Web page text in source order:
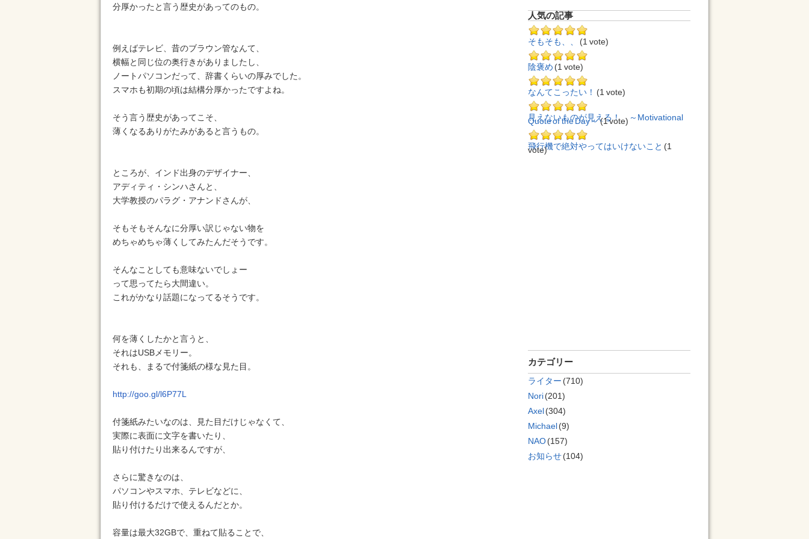
分厚かったと言う歴史があってのもの。
例えばテレビ、昔のブラウン管なんて、
横幅と同じ位の奥行きがありましたし、
ノートパソコンだって、辞書くらいの厚みでした。
スマホも初期の頃は結構分厚かったですよね。
そう言う歴史があってこそ、
薄くなるありがたみがあると言うもの。
ところが、インド出身のデザイナー、
アディティ・シンハさんと、
大学教授のパラグ・アナンドさんが、
そもそもそんなに分厚い訳じゃない物を
めちゃめちゃ薄くしてみたんだそうです。
そんなことしても意味ないでしょー
って思ってたら大間違い。
これがかなり話題になってるそうです。
何を薄くしたかと言うと、
それはUSBメモリー。
それも、まるで付箋紙の様な見た目。
http://goo.gl/l6P77L
付箋紙みたいなのは、見た目だけじゃなくて、
実際に表面に文字を書いたり、
貼り付けたり出来るんですが、
さらに驚きなのは、
パソコンやスマホ、テレビなどに、
貼り付けるだけで使えるんだとか。
容量は最大32GBで、重ねて貼ることで、
人気の記事
そもそも、、 (1 vote)
陰褒め (1 vote)
なんてこったい！ (1 vote)
見えないものが見える！ ～Motivational
Quote of the Day～(1 vote)
飛行機で絶対やってはいけないこと (1
vote)
カテゴリー
ライター (710)
Nori(201)
Axel(304)
Michael(9)
NAO(157)
お知らせ(104)